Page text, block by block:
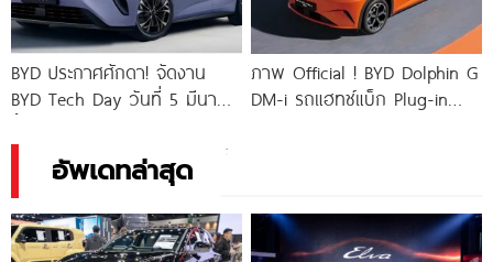
BYD ประกาศศักดา! จัดงาน
BYD Tech Day วันที่ 5 มีนาคม
ภาพ Official ! BYD Dolphin G
DM-i รถแฮทช์แบ็ก Plug-in
อัพเดทล่าสุด